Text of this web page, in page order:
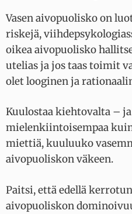
Vasen aivopuolisko on
riskejä,
oikea aivopuolisko
utelias ja jos taas toimit
olet looginen ja
Kuulostaa kiehtovalta –
mielenkiintoisempaa
miettiä, kuuluuko
aivopuoliskon väkeen.
Paitsi, että edellä
aivopuoliskon